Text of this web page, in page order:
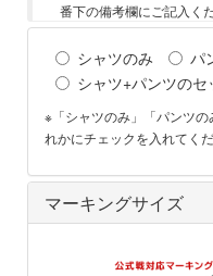
番下の備考欄にご記入くだ
シャツのみ
パ
シャツ+パンツのセ
※「シャツのみ」「パンツ
れかにチェックを入れてくだ
マーキングサイズ